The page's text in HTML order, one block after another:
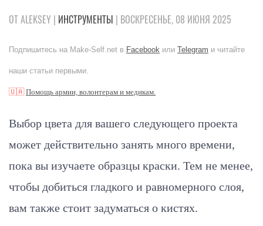
ОТ ALEKSEY | ИНСТРУМЕНТЫ | ВОСКРЕСЕНЬЕ, 08 ИЮНЯ 2025
Подпишитесь на Make-Self.net в Facebook или Telegram и читайте
наши статьи первыми.
🇺🇦Помощь армии, волонтерам и медикам.
Выбор цвета для вашего следующего проекта
может действительно занять много времени,
пока вы изучаете образцы краски. Тем не менее,
чтобы добиться гладкого и равномерного слоя,
вам также стоит задуматься о кистях.